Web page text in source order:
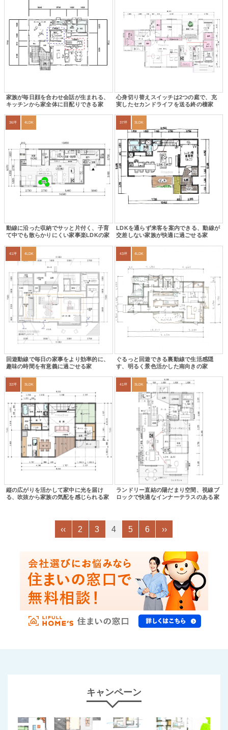
家族が毎日顔を合わせ会話が生まれる、
キッチンから家全体に目配りできる家
心身切り替えスイッチは2つの庭で、充
実したセカンドライフを送る終の棲家
36坪 4LDK
動線に沿った収納でサッと片付く、子育
て中でも散らかりにくい家事楽LDKの家
37坪 3LDK
LDKを通らず来客を案内できる、動線が
交差しない家族が快適に過ごせる家
41坪 4LDK
回遊動線で毎日の家事をより効率的に、
趣味の時間を有意義に過ごせる家
43坪 4LDK
ぐるっと回遊できる裏動線で生活感隠
す、明るく景色活かした南向きの家
32坪 3LDK
縦の広がりを活かして家中に光を届け
る、吹抜から家族の気配を感じられる家
41坪 3LDK
ランドリー直結の陽だまり空間、視線ブ
ロックで快適なインナーテラスのある家
‹‹ 2 3 4 5 6 ››
キャンペーン